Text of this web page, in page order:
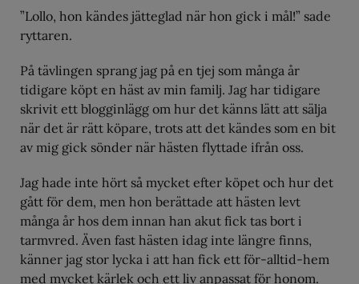
”Lollo, hon kändes jätteglad när hon gick i mål!” sade
ryttaren.
På tävlingen sprang jag på en tjej som många år
tidigare köpt en häst av min familj. Jag har tidigare
skrivit ett blogginlägg om hur det känns lätt att sälja
när det är rätt köpare, trots att det kändes som en bit
av mig gick sönder när hästen flyttade ifrån oss.
Jag hade inte hört så mycket efter köpet och hur det
gått för dem, men hon berättade att hästen levt
många år hos dem innan han akut fick tas bort i
tarmvred. Även fast hästen idag inte längre finns,
känner jag stor lycka i att han fick ett för-alltid-hem
med mycket kärlek och ett liv anpassat för honom.